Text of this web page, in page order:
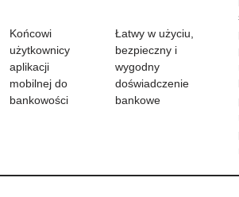
Końcowi
użytkownicy
aplikacji
mobilnej do
bankowości
Łatwy w użyciu,
bezpieczny i
wygodny
doświadczenie
bankowe